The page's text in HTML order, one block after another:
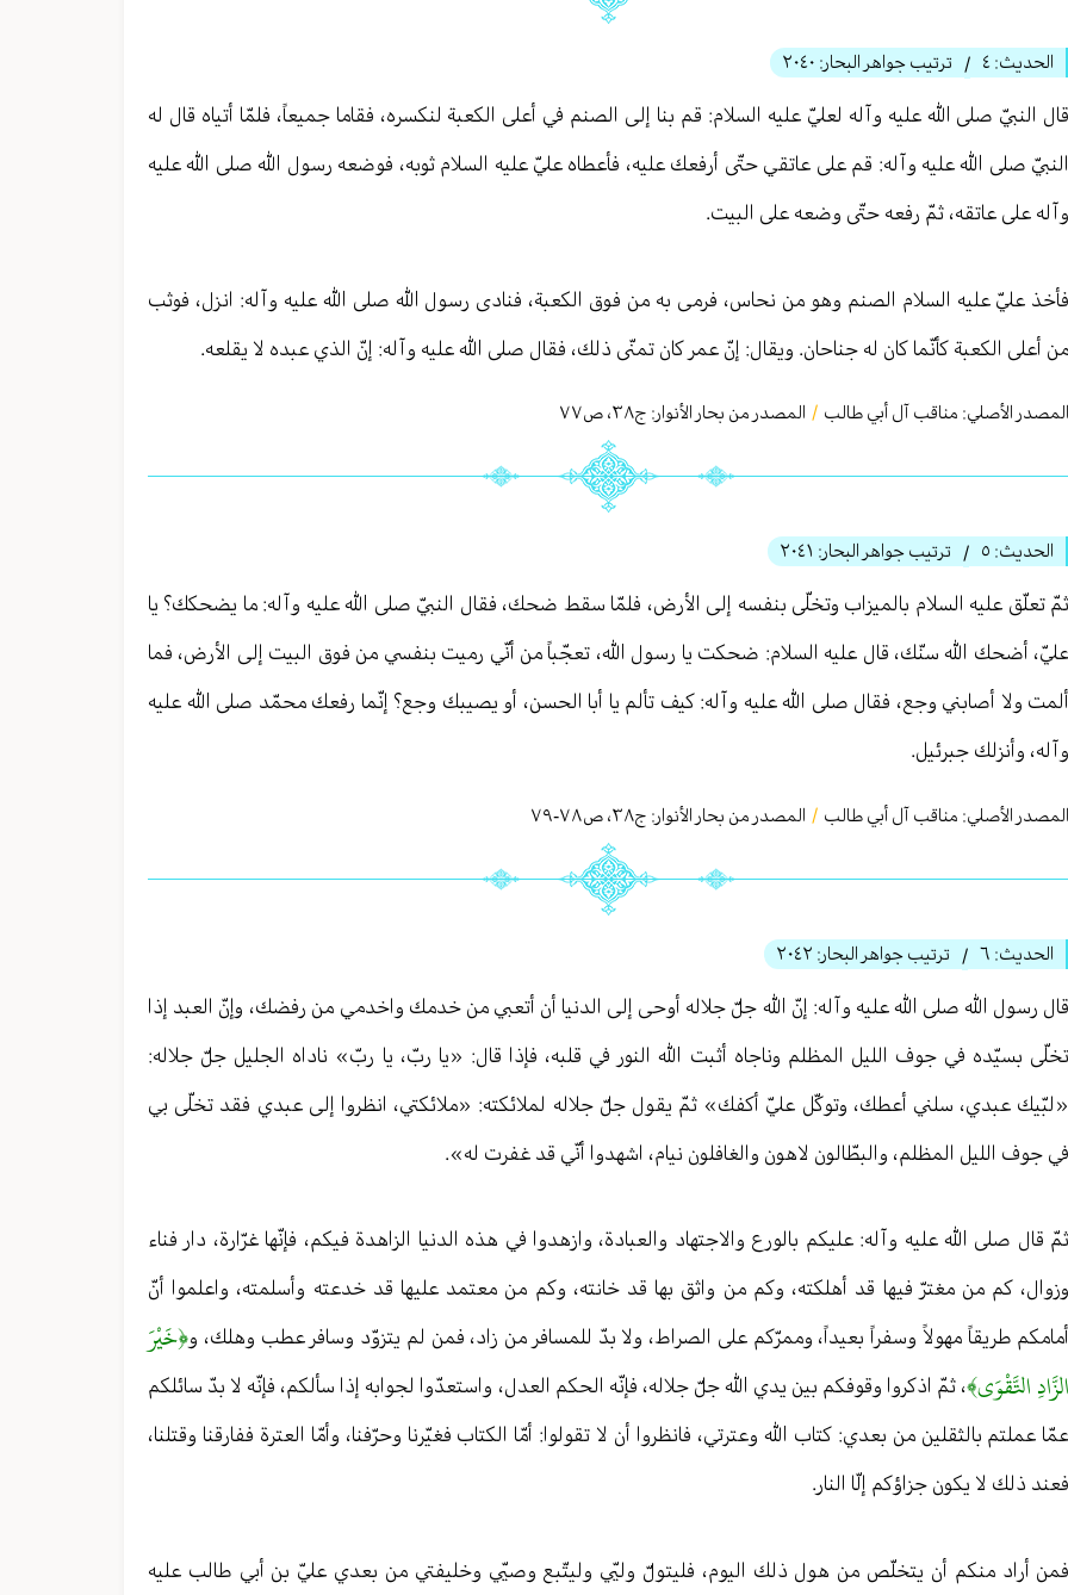
الحديث: ٤ / ترتيب جواهر البحار: ٢٠٤٠
قال النبيّ صلى الله عليه وآله لعليّ عليه السلام: قم بنا إلى الصنم في أعلى الكعبة لنكسره، فقاما جميعاً، فلمّا أتياه قال له
النبيّ صلى الله عليه وآله: قم على عاتقي حتّى أرفعك عليه، فأعطاه عليّ عليه السلام ثوبه، فوضعه رسول الله صلى الله عليه
وآله على عاتقه، ثمّ رفعه حتّى وضعه على البيت.
فأخذ عليّ عليه السلام الصنم وهو من نحاس، فرمى به من فوق الكعبة، فنادى رسول الله صلى الله عليه وآله: انزل، فوثب
من أعلى الكعبة كأنّما كان له جناحان. ويقال: إنّ عمر كان تمنّى ذلك، فقال صلى الله عليه وآله: إنّ الذي عبده لا يقلعه.
المصدر الأصلي: مناقب آل أبي طالب / المصدر من بحار الأنوار: ج٣٨، ص٧٧
الحديث: ٥ / ترتيب جواهر البحار: ٢٠٤١
ثمّ تعلّق عليه السلام بالميزاب وتخلّى بنفسه إلى الأرض، فلمّا سقط ضحك، فقال النبيّ صلى الله عليه وآله: ما يضحكك؟ يا
عليّ، أضحك الله سنّك، قال عليه السلام: ضحكت يا رسول الله، تعجّباً من أنّي رميت بنفسي من فوق البيت إلى الأرض، فما
ألمت ولا أصابني وجع، فقال صلى الله عليه وآله: كيف تألم يا أبا الحسن، أو يصيبك وجع؟ إنّما رفعك محمّد صلى الله عليه
وآله، وأنزلك جبرئيل.
المصدر الأصلي: مناقب آل أبي طالب / المصدر من بحار الأنوار: ج٣٨، ص٧٨-٧٩
الحديث: ٦ / ترتيب جواهر البحار: ٢٠٤٢
قال رسول الله صلى الله عليه وآله: إنّ الله جلّ جلاله أوحى إلى الدنيا أن أتعبي من خدمك واخدمي من رفضك، وإنّ العبد إذا
تخلّى بسيّده في جوف الليل المظلم وناجاه أثبت الله النور في قلبه، فإذا قال: «يا ربّ، يا ربّ» ناداه الجليل جلّ جلاله:
«لبّيك عبدي، سلني أعطك، وتوكّل عليّ أكفك» ثمّ يقول جلّ جلاله لملائكته: «ملائكتي، انظروا إلى عبدي فقد تخلّى بي
في جوف الليل المظلم، والبطّالون لاهون والغافلون نيام، اشهدوا أنّي قد غفرت له».
ثمّ قال صلى الله عليه وآله: عليكم بالورع والاجتهاد والعبادة، وازهدوا في هذه الدنيا الزاهدة فيكم، فإنّها غرّارة، دار فناء
وزوال، كم من مغترّ فيها قد أهلكته، وكم من واثق بها قد خانته، وكم من معتمد عليها قد خدعته وأسلمته، واعلموا أنّ
أمامكم طريقاً مهولاً وسفراً بعيداً، وممرّكم على الصراط، ولا بدّ للمسافر من زاد، فمن لم يتزوّد وسافر عطب وهلك، و﴿خَيْرَ
الزَّادِ التَّقْوَى﴾، ثمّ اذكروا وقوفكم بين يدي الله جلّ جلاله، فإنّه الحكم العدل، واستعدّوا لجوابه إذا سألكم، فإنّه لا بدّ سائلكم
عمّا عملتم بالثقلين من بعدي: كتاب الله وعترتي، فانظروا أن لا تقولوا: أمّا الكتاب فغيّرنا وحرّفنا، وأمّا العترة ففارقنا وقتلنا،
فعند ذلك لا يكون جزاؤكم إلّا النار.
فمن أراد منكم أن يتخلّص من هول ذلك اليوم، فليتولّ وليّي وليتّبع وصيّي وخليفتي من بعدي عليّ بن أبي طالب عليه